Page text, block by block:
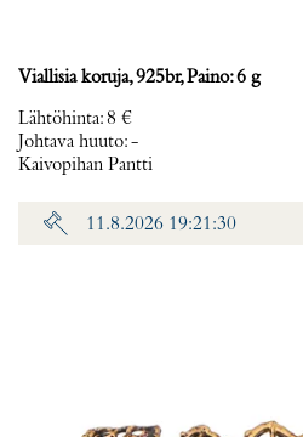
Viallisia koruja, 925br, Paino: 6 g
Lähtöhinta:8 €
Johtava huuto:-
Kaivopihan Pantti
11.8.2026 19:21:30